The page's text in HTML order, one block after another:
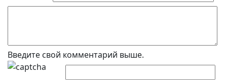
Введите свой комментарий выше.